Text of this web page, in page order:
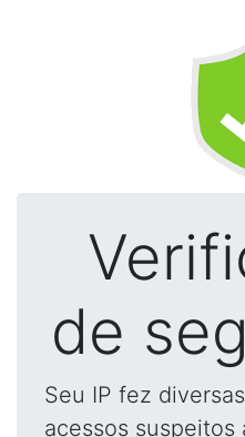
de
Seu IP fez
acessos suspeitos